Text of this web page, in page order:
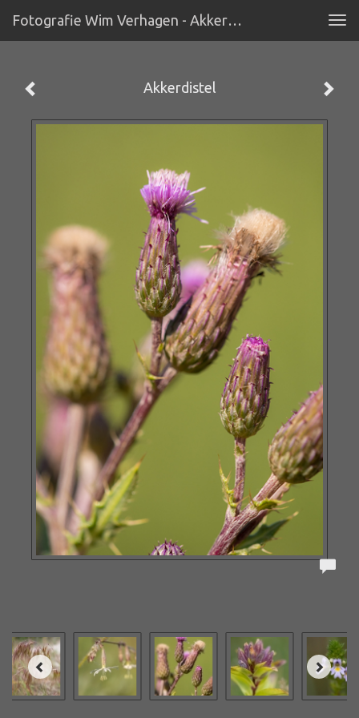
Fotografie Wim Verhagen - Akkerdistel
Akkerdistel